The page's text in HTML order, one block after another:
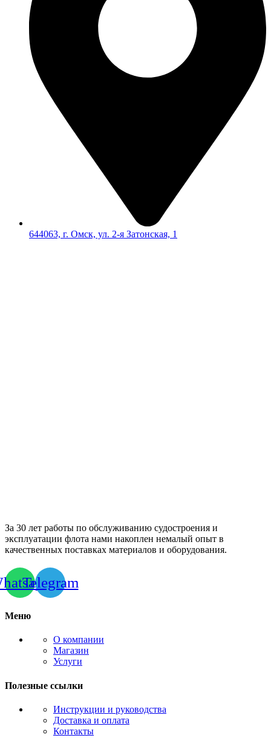
644063, г. Омск, ул. 2-я Затонская, 1
За 30 лет работы по обслуживанию судостроения и
эксплуатации флота нами накоплен немалый опыт в
качественных поставках материалов и оборудования.
Telegram
Меню
О компании
Магазин
Услуги
Полезные ссылки
Инструкции и руководства
Доставка и оплата
Контакты